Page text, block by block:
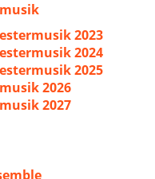
2023
2024
2025
2026
2027